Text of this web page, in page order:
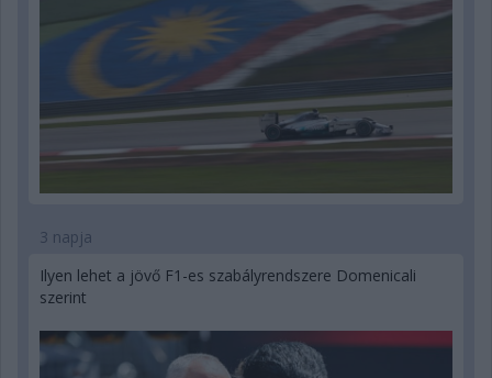
3 napja
Ilyen lehet a jövő F1-es szabályrendszere Domenicali
szerint